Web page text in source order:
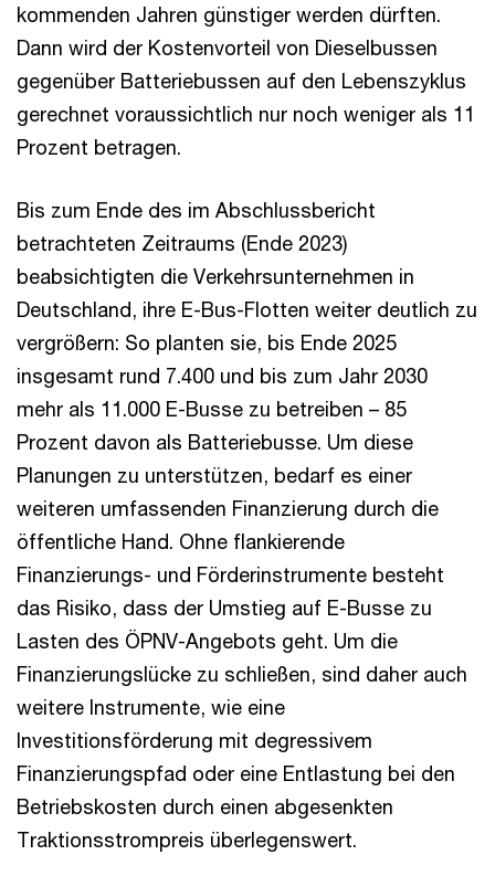
kommenden Jahren günstiger werden dürften.
Dann wird der Kostenvorteil von Dieselbussen
gegenüber Batteriebussen auf den Lebenszyklus
gerechnet voraussichtlich nur noch weniger als 11
Prozent betragen.
Bis zum Ende des im Abschlussbericht
betrachteten Zeitraums (Ende 2023)
beabsichtigten die Verkehrsunternehmen in
Deutschland, ihre E-Bus-Flotten weiter deutlich zu
vergrößern: So planten sie, bis Ende 2025
insgesamt rund 7.400 und bis zum Jahr 2030
mehr als 11.000 E-Busse zu betreiben – 85
Prozent davon als Batteriebusse. Um diese
Planungen zu unterstützen, bedarf es einer
weiteren umfassenden Finanzierung durch die
öffentliche Hand. Ohne flankierende
Finanzierungs- und Förderinstrumente besteht
das Risiko, dass der Umstieg auf E-Busse zu
Lasten des ÖPNV-Angebots geht. Um die
Finanzierungslücke zu schließen, sind daher auch
weitere Instrumente, wie eine
Investitionsförderung mit degressivem
Finanzierungspfad oder eine Entlastung bei den
Betriebskosten durch einen abgesenkten
Traktionsstrompreis überlegenswert.